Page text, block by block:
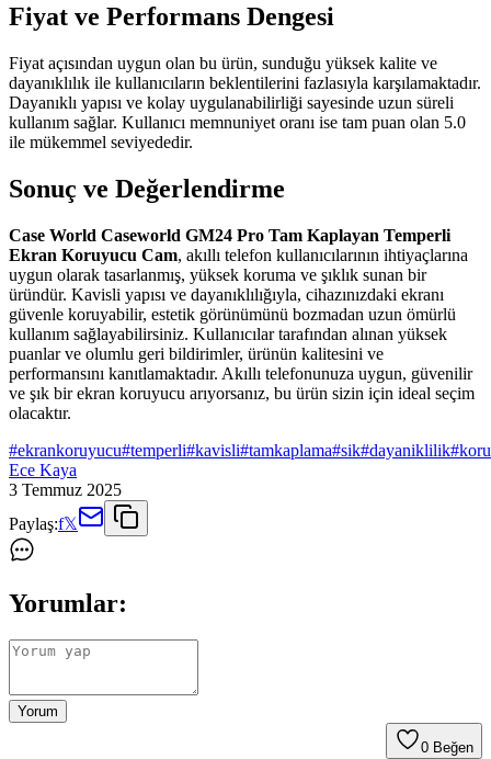
Fiyat ve Performans Dengesi
Fiyat açısından uygun olan bu ürün, sunduğu yüksek kalite ve
dayanıklılık ile kullanıcıların beklentilerini fazlasıyla karşılamaktadır.
Dayanıklı yapısı ve kolay uygulanabilirliği sayesinde uzun süreli
kullanım sağlar. Kullanıcı memnuniyet oranı ise tam puan olan 5.0
ile mükemmel seviyededir.
Sonuç ve Değerlendirme
Case World Caseworld GM24 Pro Tam Kaplayan Temperli
Ekran Koruyucu Cam, akıllı telefon kullanıcılarının ihtiyaçlarına
uygun olarak tasarlanmış, yüksek koruma ve şıklık sunan bir
üründür. Kavisli yapısı ve dayanıklılığıyla, cihazınızdaki ekranı
güvenle koruyabilir, estetik görünümünü bozmadan uzun ömürlü
kullanım sağlayabilirsiniz. Kullanıcılar tarafından alınan yüksek
puanlar ve olumlu geri bildirimler, ürünün kalitesini ve
performansını kanıtlamaktadır. Akıllı telefonunuza uygun, güvenilir
ve şık bir ekran koruyucu arıyorsanız, bu ürün sizin için ideal seçim
olacaktır.
#ekrankoruyucu#temperli#kavisli#tamkaplama#sik#dayaniklilik#
Ece Kaya
3 Temmuz 2025
Paylaş:f𝕏
Yorumlar:
Yorum
0 Beğen